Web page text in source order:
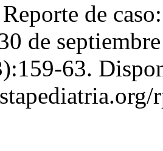
de
de
63.